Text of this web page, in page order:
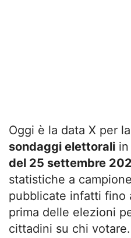
Oggi è la data X per
sondaggi elettorali
del 25 settembre
statistiche a
pubblicate infatti fino
prima delle elezioni
cittadini su chi